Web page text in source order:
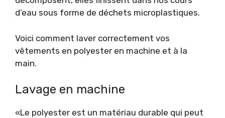
d’eau sous forme de déchets microplastiques.
Voici comment laver correctement vos
vêtements en polyester en machine et à la
main.
Lavage en machine
«Le polyester est un matériau durable qui peut